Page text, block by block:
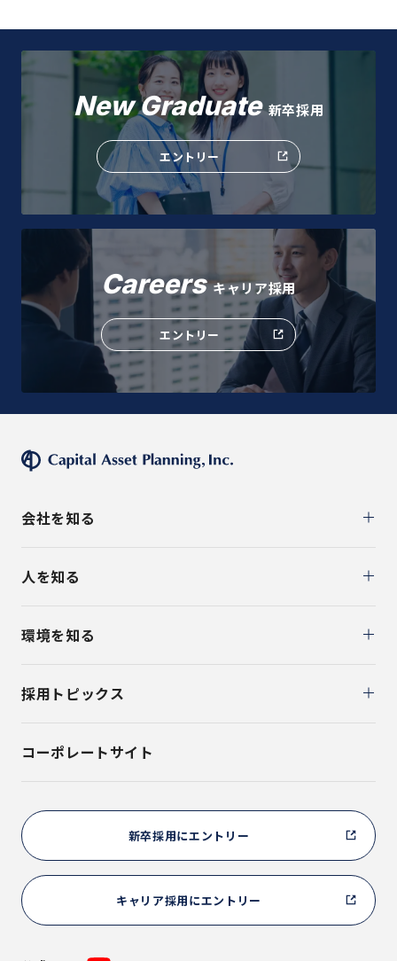
New Graduate 新卒採用
エントリー
Careers キャリア採用
エントリー
会社を知る
人を知る
環境を知る
採用トピックス
コーポレートサイト
新卒採用にエントリー
キャリア採用にエントリー